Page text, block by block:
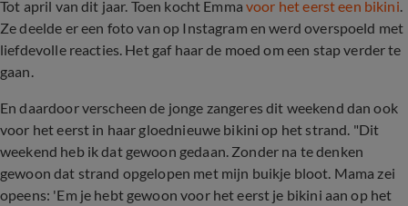
Tot april van dit jaar. Toen kocht Emmavoor het eerst een bikini.
Ze deelde er een foto van op Instagram en werd overspoeld met
liefdevolle reacties. Het gaf haar de moed om een stap verder te
gaan.
En daardoor verscheen de jonge zangeres dit weekend dan ook
voor het eerst in haar gloednieuwe bikini op het strand. "Dit
weekend heb ik dat gewoon gedaan. Zonder na te denken
gewoon dat strand opgelopen met mijn buikje bloot. Mama zei
opeens: 'Em je hebt gewoon voor het eerst je bikini aan op het